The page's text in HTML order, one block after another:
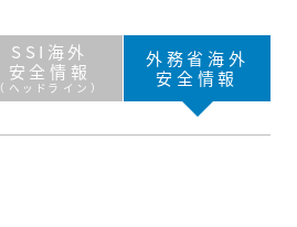
SSI海外
安全情報
（ヘッドライン）
外務省海外
安全情報